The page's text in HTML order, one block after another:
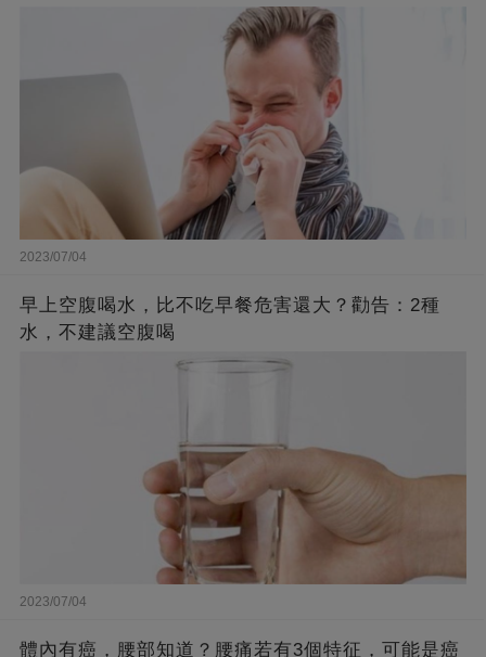
2023/07/04
早上空腹喝水，比不吃早餐危害還大？勸告：2種
水，不建議空腹喝
2023/07/04
體內有癌，腰部知道？腰痛若有3個特征，可能是癌